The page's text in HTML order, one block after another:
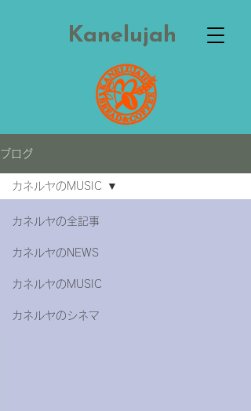
Kanelujah
ブログ
カネルヤの全記事
カネルヤのNEWS
カネルヤのMUSIC
カネルヤのシネマ
カネルヤのMUSIC